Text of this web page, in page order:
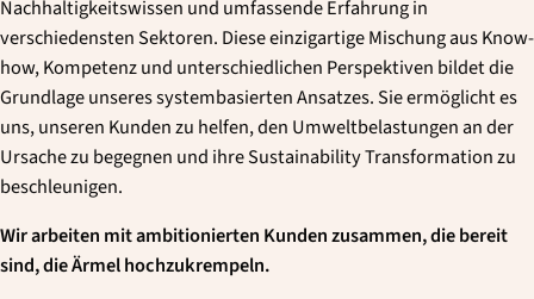
Nachhaltigkeitswissen und umfassende Erfahrung in
verschiedensten Sektoren. Diese einzigartige Mischung aus Know-
how, Kompetenz und unterschiedlichen Perspektiven bildet die
Grundlage unseres systembasierten Ansatzes. Sie ermöglicht es
uns, unseren Kunden zu helfen, den Umweltbelastungen an der
Ursache zu begegnen und ihre Sustainability Transformation zu
beschleunigen.
Wir arbeiten mit ambitionierten Kunden zusammen, die bereit
sind, die Ärmel hochzukrempeln.